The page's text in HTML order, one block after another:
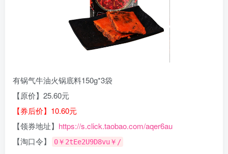
有锅气牛油火锅底料150g*3袋
【原价】25.60元
【券后价】10.60元
【领券地址】 https://s.click.taobao.com/aqer6au
【淘口令】
0￥2tEe2U9D8vu￥/